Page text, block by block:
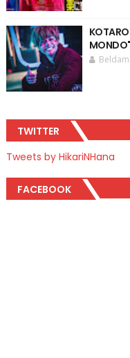
MONDO"
TWITTER
Tweets by HikariNHana
FACEBOOK